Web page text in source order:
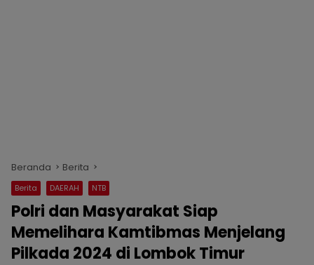
Beranda Berita
Berita DAERAH NTB
Polri dan Masyarakat Siap
Memelihara Kamtibmas Menjelang
Pilkada 2024 di Lombok Timur